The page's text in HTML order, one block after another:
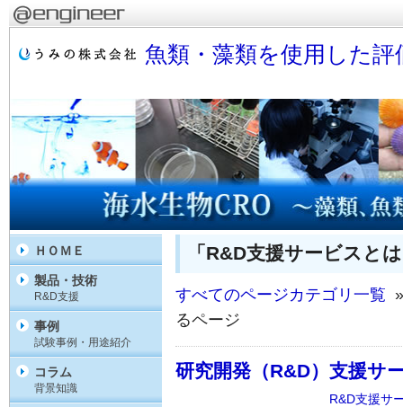
魚類・藻類を使用した
「R&D支援サービスと
すべてのページカテゴリ一覧
るページ
研究開発（R&D）支援サ
R&D支援サ
ＨＯＭＥ
製品・技術
R&D支援
事例
試験事例・用途紹介
コラム
背景知識